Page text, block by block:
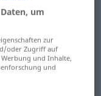
um
zur
oder Zugriff auf
und Inhalte,
und